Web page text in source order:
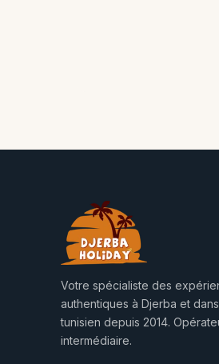
Votre spécialiste des
authentiques à Djerba et
tunisien depuis 2014.
intermédiaire.